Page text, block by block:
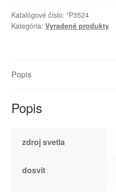
Katalógové číslo: *P3524
Kategória: Vyradené produkty
Popis
Popis
zdroj svetla
dosvit